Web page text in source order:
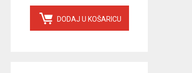
DODAJ U KOŠARICU